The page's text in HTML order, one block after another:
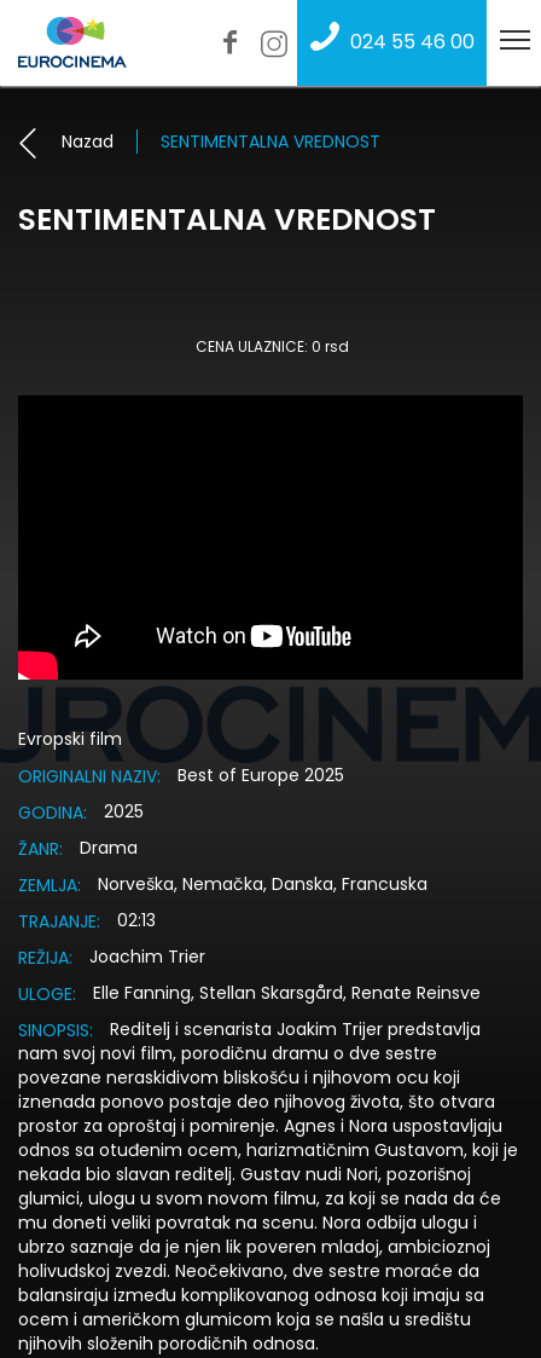
024 55 46 00
Nazad SENTIMENTALNA VREDNOST
SENTIMENTALNA VREDNOST
CENA ULAZNICE: 0 rsd
Evropski film
ORIGINALNI NAZIV:
Best of Europe 2025
GODINA:
2025
ŽANR:
Drama
ZEMLJA:
Norveška, Nemačka, Danska, Francuska
TRAJANJE:
02:13
REŽIJA:
Joachim Trier
ULOGE:
Elle Fanning, Stellan Skarsgård, Renate Reinsve
SINOPSIS:
Reditelj i scenarista Joakim Trijer predstavlja
nam svoj novi film, porodičnu dramu o dve sestre
povezane neraskidivom bliskošću i njihovom ocu koji
iznenada ponovo postaje deo njihovog života, što otvara
prostor za oproštaj i pomirenje. Agnes i Nora uspostavljaju
odnos sa otuđenim ocem, harizmatičnim Gustavom, koji je
nekada bio slavan reditelj. Gustav nudi Nori, pozorišnoj
glumici, ulogu u svom novom filmu, za koji se nada da će
mu doneti veliki povratak na scenu. Nora odbija ulogu i
ubrzo saznaje da je njen lik poveren mladoj, ambicioznoj
holivudskoj zvezdi. Neočekivano, dve sestre moraće da
balansiraju između komplikovanog odnosa koji imaju sa
ocem i američkom glumicom koja se našla u središtu
njihovih složenih porodičnih odnosa.